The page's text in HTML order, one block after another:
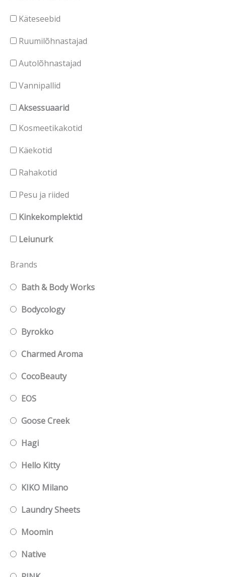
Käteseebid
Ruumilõhnastajad
Autolõhnastajad
Vannipallid
Aksessuaarid
Kosmeetikakotid
Käekotid
Rahakotid
Pesu ja riided
Kinkekomplektid
Leiunurk
Brands
Bath & Body Works
Bodycology
Byrokko
Charmed Aroma
CocoBeauty
EOS
Goose Creek
Hagi
Hello Kitty
KIKO Milano
Laundry Sheets
Moomin
Native